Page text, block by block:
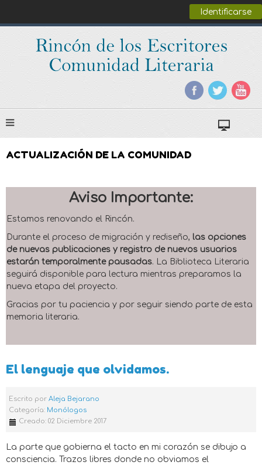
Identificarse
ACTUALIZACIÓN DE LA COMUNIDAD
Aviso Importante:
Estamos renovando el Rincón.
Durante el proceso de migración y rediseño, las opciones
de nuevas publicaciones y registro de nuevos usuarios
estarán temporalmente pausadas. La Biblioteca Literaria
seguirá disponible para lectura mientras preparamos la
nueva etapa del proyecto.
Gracias por tu paciencia y por seguir siendo parte de esta
memoria literaria.
El lenguaje que olvidamos.
Escrito por Aleja Bejarano
Categoría: Monólogos
Creado: 02 Diciembre 2017
La parte que gobierna el tacto en mi corazón se dibujo a
consciencia. Trazos libres donde no obviamos el